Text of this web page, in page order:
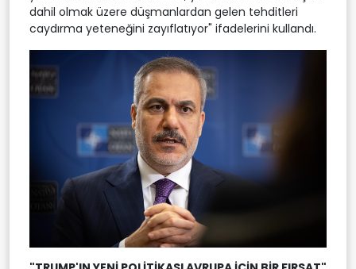
dahil olmak üzere düşmanlardan gelen tehditleri
caydırma yeteneğini zayıflatıyor" ifadelerini kullandı.